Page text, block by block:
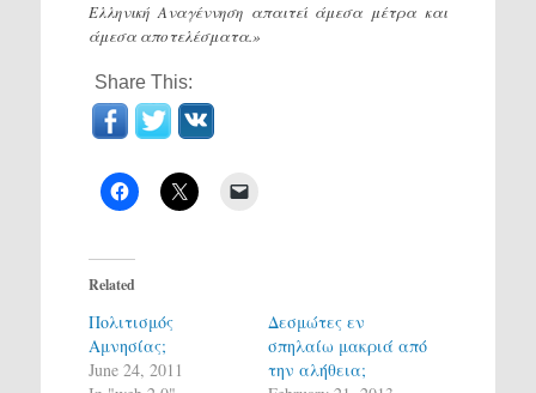
Ελληνική Αναγέννηση απαιτεί άμεσα μέτρα και
άμεσα αποτελέσματα.»
Share This:
Related
Πολιτισμός
Αμνησίας;
June 24, 2011
Δεσμώτες εν
σπηλαίω μακριά από
την αλήθεια;